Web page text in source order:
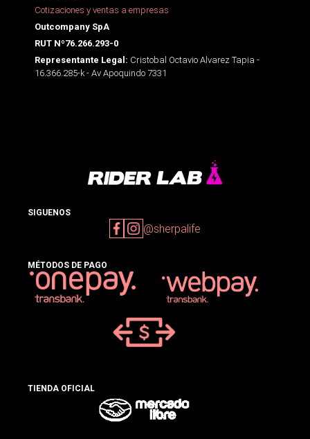
Cotizaciones y ventas a empresas
Outcompany SpA
RUT Nº76.266.293-0
Representante Legal: Cristobal Octavio Alvarez Tapia -
16.366.285-k - Av Apoquindo 7331
SIGUENOS
@sherpalife
MÉTODOS DE PAGO
TIENDA OFICIAL